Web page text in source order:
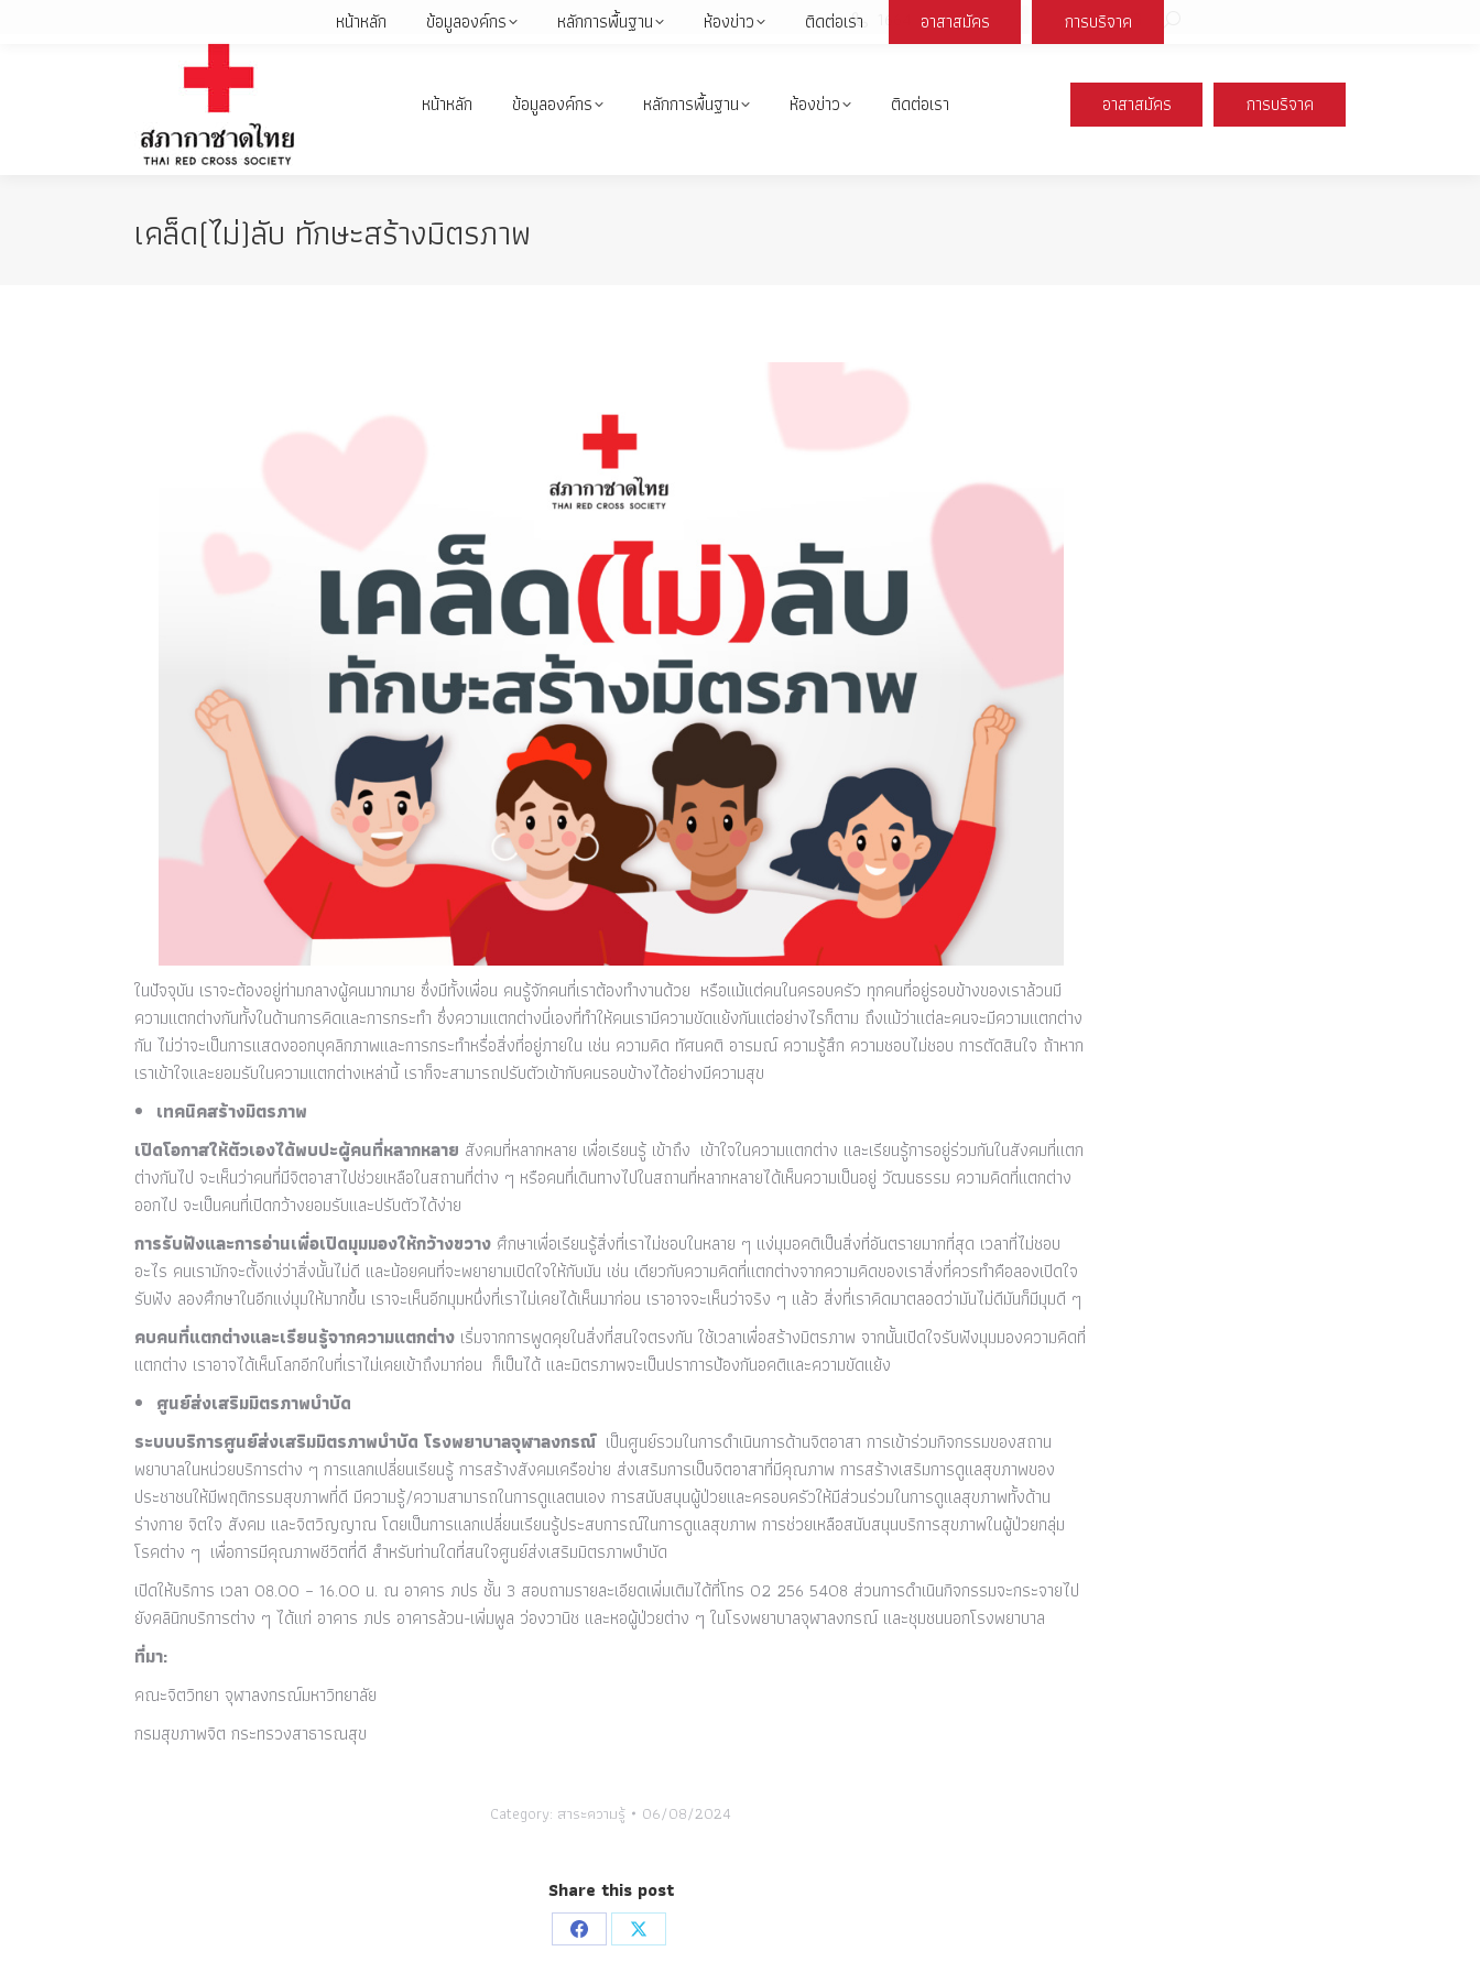
Facebook
in
X
Instagram
YouTube
opens
หน้าหลัก ข้อมูลองค์กร หลักการพื้นฐาน ห้องข่าว ติดต่อเรา อาสาสมัคร การบริจาค
เคล็ด(ไม่)ลับ ทักษะสร้างมิตรภาพ
ในปัจจุบัน เราจะต้องอยู่ท่ามกลางผู้คนมากมาย ซึ่งมีทั้งเพื่อน คนรู้จักคนที่เราต้องทำงานด้วย หรือแม้แต่คนในครอบครัว ทุกคนที่อยู่รอบข้างของเราล้วนมี
ความแตกต่างกันทั้งในด้านการคิดและการกระทำ ซึ่งความแตกต่างนี่เองที่ทำให้คนเรามีความขัดแย้งกันแต่อย่างไรก็ตาม ถึงแม้ว่าแต่ละคนจะมีความแตกต่าง
กัน ไม่ว่าจะเป็นการแสดงออกบุคลิกภาพและการกระทำหรื่อสิ่งที่อยู่ภายใน เช่น ความคิด ทัศนคติ อารมณ์ ความรู้สึก ความชอบไม่ชอบ การตัดสินใจ ถ้าหาก
เราเข้าใจและยอมรับในความแตกต่างเหล่านี้ เราก็จะสามารถปรับตัวเข้ากับคนรอบข้างได้อย่างมีความสุข
เทคนิคสร้างมิตรภาพ
เปิดโอกาสให้ตัวเองได้พบปะผู้คนที่หลากหลาย สังคมที่หลากหลาย เพื่อเรียนรู้ เข้าถึง เข้าใจในความแตกต่าง และเรียนรู้การอยู่ร่วมกันในสังคมที่แตก
ต่างกันไป จะเห็นว่าคนที่มีจิตอาสาไปช่วยเหลือในสถานที่ต่าง ๆ หรือคนที่เดินทางไปในสถานที่หลากหลายได้เห็นความเป็นอยู่ วัฒนธรรม ความคิดที่แตกต่าง
ออกไป จะเป็นคนที่เปิดกว้างยอมรับและปรับตัวได้ง่าย
การรับฟังและการอ่านเพื่อเปิดมุมมองให้กว้างขวาง ศึกษาเพื่อเรียนรู้สิ่งที่เราไม่ชอบในหลาย ๆ แง่มุมอคติเป็นสิ่งที่อันตรายมากที่สุด เวลาที่ไม่ชอบ
อะไร คนเรามักจะตั้งแง่ว่าสิ่งนั้นไม่ดี และน้อยคนที่จะพยายามเปิดใจให้กับมัน เช่น เดียวกับความคิดที่แตกต่างจากความคิดของเราสิ่งที่ควรทำคือลองเปิดใจ
รับฟัง ลองศึกษาในอีกแง่มุมให้มากขึ้น เราจะเห็นอีกมุมหนึ่งที่เราไม่เคยได้เห็นมาก่อน เราอาจจะเห็นว่าจริง ๆ แล้ว สิ่งที่เราคิดมาตลอดว่ามันไม่ดีมันก็มีมุมดี ๆ
คบคนที่แตกต่างและเรียนรู้จากความแตกต่าง เริ่มจากการพูดคุยในสิ่งที่สนใจตรงกัน ใช้เวลาเพื่อสร้างมิตรภาพ จากนั้นเปิดใจรับฟังมุมมองความคิดที่
แตกต่าง เราอาจได้เห็นโลกอีกใบที่เราไม่เคยเข้าถึงมาก่อน ก็เป็นได้ และมิตรภาพจะเป็นปราการป้องกันอคติและความขัดแย้ง
ศูนย์ส่งเสริมมิตรภาพบำบัด
ระบบบริการศูนย์ส่งเสริมมิตรภาพบำบัด โรงพยาบาลจุฬาลงกรณ์เป็นศูนย์รวมในการดำเนินการด้านจิตอาสา การเข้าร่วมกิจกรรมของสถาน
พยาบาลในหน่วยบริการต่าง ๆ การแลกเปลี่ยนเรียนรู้ การสร้างสังคมเครือข่าย ส่งเสริมการเป็นจิตอาสาที่มีคุณภาพ การสร้างเสริมการดูแลสุขภาพของ
ประชาชนให้มีพฤติกรรมสุขภาพที่ดี มีความรู้/ความสามารถในการดูแลตนเอง การสนับสนุนผู้ป่วยและครอบครัวให้มีส่วนร่วมในการดูแลสุขภาพทั้งด้าน
ร่างกาย จิตใจ สังคม และจิตวิญญาณ โดยเป็นการแลกเปลี่ยนเรียนรู้ประสบการณ์ในการดูแลสุขภาพ การช่วยเหลือสนับสนุนบริการสุขภาพในผู้ป่วยกลุ่ม
โรคต่าง ๆ เพื่อการมีคุณภาพชีวิตที่ดี สำหรับท่านใดที่สนใจศูนย์ส่งเสริมมิตรภาพบำบัด
เปิดให้บริการ เวลา 08.00 – 16.00 น. ณ อาคาร ภปร ชั้น 3 สอบถามรายละเอียดเพิ่มเติมได้ที่โทร 02 256 5408 ส่วนการดำเนินกิจกรรมจะกระจายไป
ยังคลินิกบริการต่าง ๆ ได้แก่ อาคาร ภปร อาคารล้วน-เพิ่มพูล ว่องวานิช และหอผู้ป่วยต่าง ๆ ในโรงพยาบาลจุฬาลงกรณ์ และชุมชนนอกโรงพยาบาล
ที่มา:
คณะจิตวิทยา จุฬาลงกรณ์มหาวิทยาลัย
กรมสุขภาพจิต กระทรวงสาธารณสุข
Category: สาระความรู้ 06/08/2024
Share this post
Share
Share
หน้าหลัก ข้อมูลองค์กร หลักการพื้นฐาน ห้องข่าว ติดต่อเรา อาสาสมัคร การบริจาค